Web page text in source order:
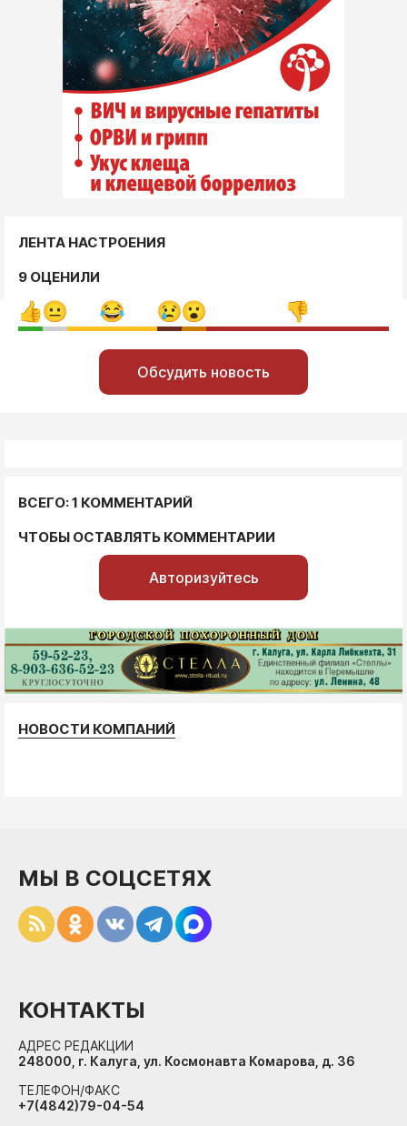
ЛЕНТА НАСТРОЕНИЯ
9 ОЦЕНИЛИ
Обсудить новость
ВСЕГО: 1 КОММЕНТАРИЙ
ЧТОБЫ ОСТАВЛЯТЬ КОММЕНТАРИИ
Авторизуйтесь
НОВОСТИ КОМПАНИЙ
МЫ В СОЦСЕТЯХ
КОНТАКТЫ
АДРЕС РЕДАКЦИИ
248000, г. Калуга, ул. Космонавта Комарова, д. 36
ТЕЛЕФОН/ФАКС
+7(4842)79-04-54